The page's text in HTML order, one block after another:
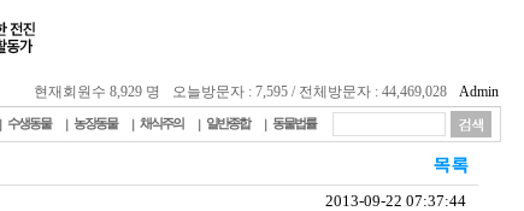
현재회원수 8,929 명 오늘방문자 : 7,595 / 전체방문자 : 44,469,028 Admin
수생동물 농장동물 채식주의 일반종합 동물법률
2013-09-22 07:37:44